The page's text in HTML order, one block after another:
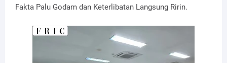
Fakta Palu Godam dan Keterlibatan Langsung Ririn.